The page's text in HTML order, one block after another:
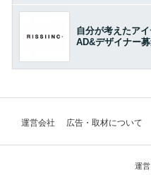
自分が考えたア
AD&デザイナー
運営会社 広告・取材について
運